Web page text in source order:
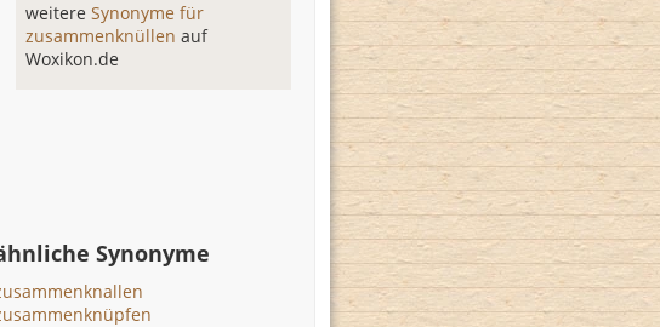
weitereSynonyme für
zusammenknüllenauf
Woxikon.de
Synonyme